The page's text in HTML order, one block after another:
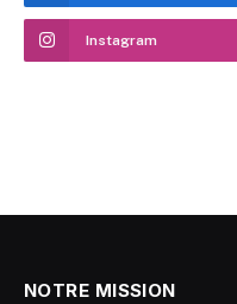
Instagram
NOTRE MISSION